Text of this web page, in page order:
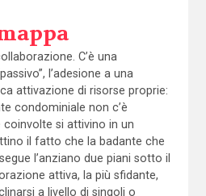
C’è una
l’adesione a una
attivazione di risorse proprie:
condominiale non c’è
si attivino in un
il fatto che la badante che
l’anziano due piani sotto il
attiva, la più sfidante,
a livello di singoli o